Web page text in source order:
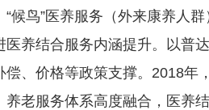
“候鸟”医养服务（外来康养人
医养结合服务内涵提升。以普
偿、价格等政策支撑。2018年
养老服务体系高度融合，医养